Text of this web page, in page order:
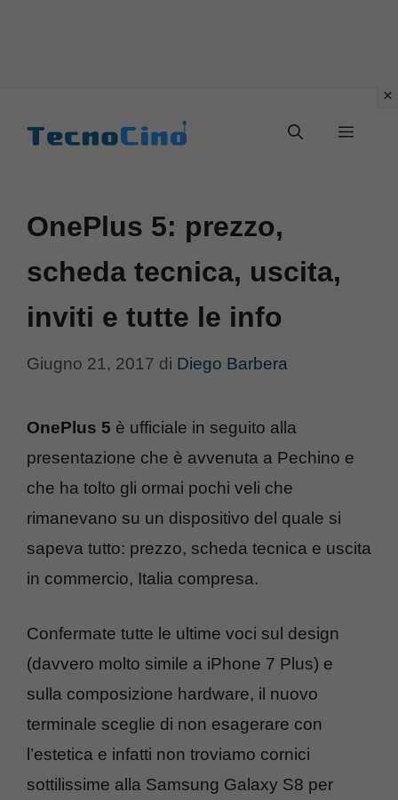
Menu
OnePlus 5: prezzo,
scheda tecnica, uscita,
inviti e tutte le info
Giugno 21, 2017 di Diego Barbera
OnePlus 5 è ufficiale in seguito alla
presentazione che è avvenuta a Pechino e
che ha tolto gli ormai pochi veli che
rimanevano su un dispositivo del quale si
sapeva tutto: prezzo, scheda tecnica e uscita
in commercio, Italia compresa.
Confermate tutte le ultime voci sul design
(davvero molto simile a iPhone 7 Plus) e
sulla composizione hardware, il nuovo
terminale sceglie di non esagerare con
l’estetica e infatti non troviamo cornici
sottilissime alla Samsung Galaxy S8 per